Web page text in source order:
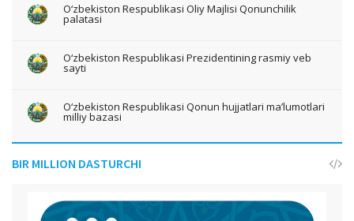
O‘zbekiston Respublikasi Oliy Majlisi Qonunchilik
palatasi
O‘zbekiston Respublikasi Prezidentining rasmiy veb
sayti
O‘zbekiston Respublikasi Qonun hujjatlari ma’lumotlari
milliy bazasi
BIR MILLION DASTURCHI